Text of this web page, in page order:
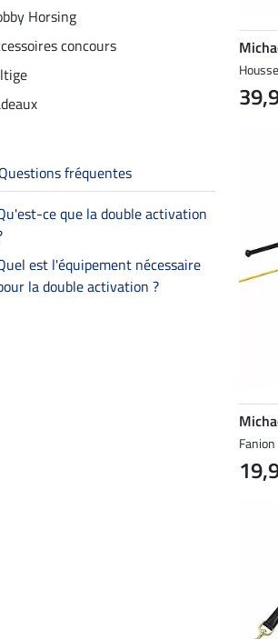
Horsing
concours
Questions fréquentes
ce que la double activation
est l'équipement nécessaire
la double activation ?